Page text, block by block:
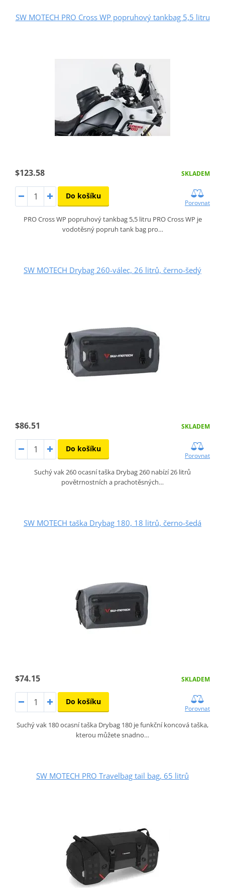
SW MOTECH PRO Cross WP popruhový tankbag 5,5 litru
$123.58 SKLADEM
Do košíku
Porovnat
PRO Cross WP popruhový tankbag 5,5 litru PRO Cross WP je
vodotěsný popruh tank bag pro…
SW MOTECH Drybag 260-válec, 26 litrů, černo-šedý
$86.51 SKLADEM
Do košíku
Porovnat
Suchý vak 260 ocasní taška Drybag 260 nabízí 26 litrů
povětrnostních a prachotěsných…
SW MOTECH taška Drybag 180, 18 litrů, černo-šedá
$74.15 SKLADEM
Do košíku
Porovnat
Suchý vak 180 ocasní taška Drybag 180 je funkční koncová taška,
kterou můžete snadno…
SW MOTECH PRO Travelbag tail bag, 65 litrů